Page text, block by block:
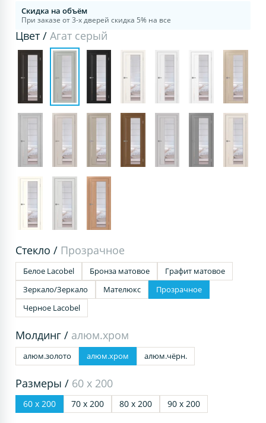
Скидка на объём
При заказе от 3-х дверей скидка 5% на все
Цвет /Агат серый
Стекло / Прозрачное
Белое Lacobel Бронза матовое
Графит матовое
Зеркало/Зеркало
Мателюкс
Прозрачное
Черное Lacobel
Молдинг / алюм.хром
алюм.золото алюм.хром алюм.чёрн.
Размеры / 60 х 200
60 х 200 70 х 200 80 х 200 90 х 200